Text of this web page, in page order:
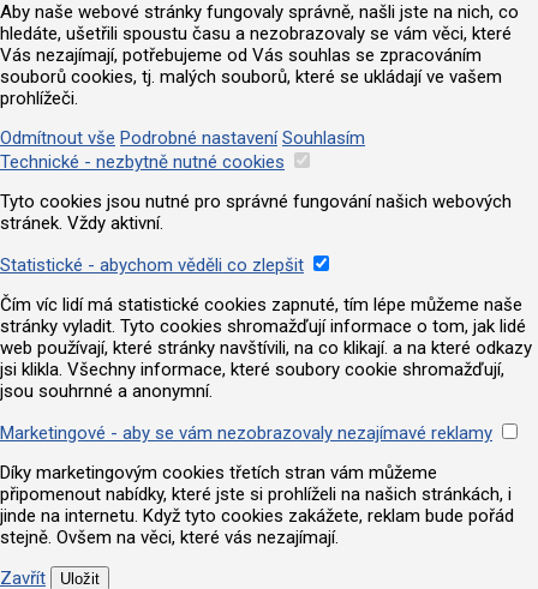
Aby naše webové stránky fungovaly správně, našli jste na nich, co
hledáte, ušetřili spoustu času a nezobrazovaly se vám věci, které
Vás nezajímají, potřebujeme od Vás souhlas se zpracováním
souborů cookies, tj. malých souborů, které se ukládají ve vašem
prohlížeči.
Odmítnout vše Podrobné nastavení Souhlasím
Technické - nezbytně nutné cookies
Tyto cookies jsou nutné pro správné fungování našich webových
stránek. Vždy aktivní.
Statistické - abychom věděli co zlepšit
Čím víc lidí má statistické cookies zapnuté, tím lépe můžeme naše
stránky vyladit. Tyto cookies shromažďují informace o tom, jak lidé
web používají, které stránky navštívili, na co klikají. a na které odkazy
jsi klikla. Všechny informace, které soubory cookie shromažďují,
jsou souhrnné a anonymní.
Marketingové - aby se vám nezobrazovaly nezajímavé reklamy
Díky marketingovým cookies třetích stran vám můžeme
připomenout nabídky, které jste si prohlíželi na našich stránkách, i
jinde na internetu. Když tyto cookies zakážete, reklam bude pořád
stejně. Ovšem na věci, které vás nezajímají.
Zavřít
Uložit